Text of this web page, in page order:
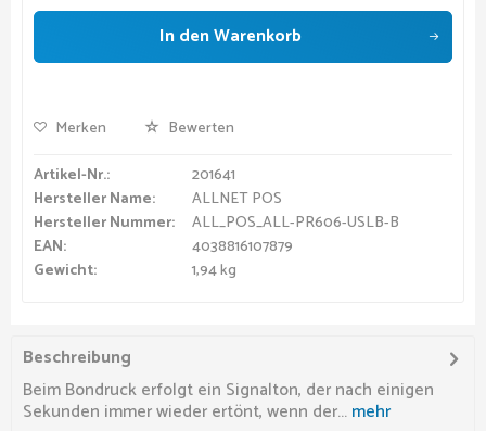
In denWarenkorb
Merken
Bewerten
Artikel-Nr.:
201641
Hersteller Name:
ALLNET POS
Hersteller Nummer:
ALL_POS_ALL-PR606-USLB-B
EAN:
4038816107879
Gewicht:
1,94 kg
Beschreibung
Beim Bondruck erfolgt ein Signalton, der nach einigen
Sekunden immer wieder ertönt, wenn der...mehr